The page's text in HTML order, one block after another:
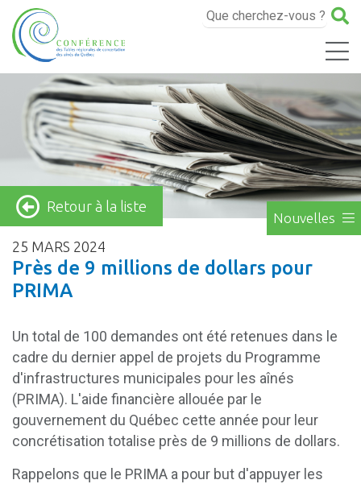
Nouvelles
Retour à la liste
25 MARS 2024
Près de 9 millions de dollars pour
PRIMA
Un total de 100 demandes ont été retenues dans le
cadre du dernier appel de projets du Programme
d'infrastructures municipales pour les aînés
(PRIMA). L'aide financière allouée par le
gouvernement du Québec cette année pour leur
concrétisation totalise près de 9 millions de dollars.
Rappelons que le PRIMA a pour but d'appuyer les